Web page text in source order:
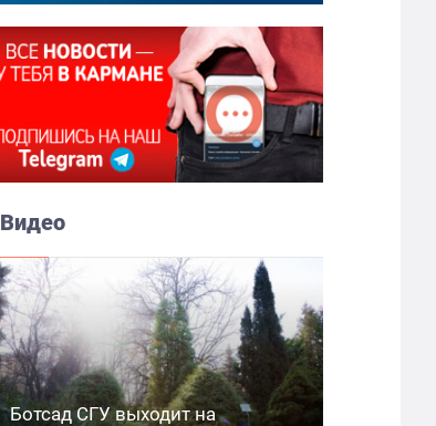
Видео
Ботсад СГУ выходит на